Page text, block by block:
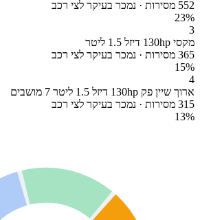
552 מסירות · נמכר בעיקר לצי רכב
23%
3
מקסי 130hp דיזל 1.5 ליטר
365 מסירות · נמכר בעיקר לצי רכב
15%
4
ארוך שיין פק 130hp דיזל 1.5 ליטר 7 מושבים
315 מסירות · נמכר בעיקר לצי רכב
13%